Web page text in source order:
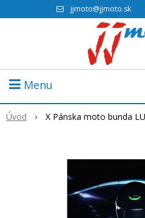
jjmoto@jjmoto.sk
Menu
Úvod X Pánska moto bunda